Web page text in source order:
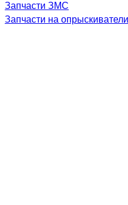
Запчасти ЗМС
Запчасти на опрыскиватели